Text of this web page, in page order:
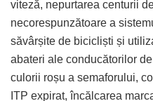
viteză, nepurtarea centurii
necorespunzătoare a
săvârșite de bicicliști și
abateri ale conducătorilor
culorii roșu a semaforului,
ITP expirat, încălcarea